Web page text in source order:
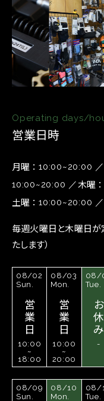
Operating days/
営業日時
月曜 10:00~20:00
10:00~20:00 木曜
土曜 10:00~20:00
毎週火曜日と木曜日が
たします）
08/02
Sun.
営
業
日
10:00
~
18:00
08/03
Mon.
営
業
日
10:00
~
20:00
08/
Tue.
お
休
み
-
08/09
Sun.
08/10
Mon.
08/
Tue.